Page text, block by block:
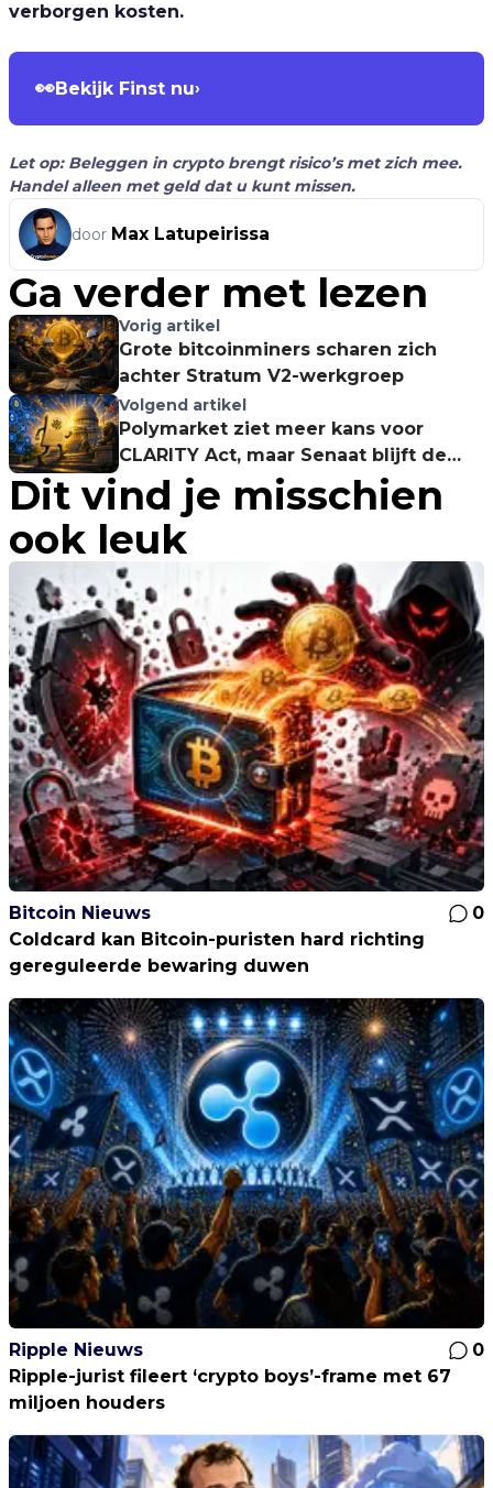
verborgen kosten.
👀Bekijk Finst nu›
Let op: Beleggen in crypto brengt risico’s met zich mee.
Handel alleen met geld dat u kunt missen.
door Max Latupeirissa
Ga verder met lezen
Vorig artikel
Grote bitcoinminers scharen zich
achter Stratum V2-werkgroep
Volgend artikel
Polymarket ziet meer kans voor
CLARITY Act, maar Senaat blijft de
echte test
Dit vind je misschien
ook leuk
Bitcoin Nieuws
0
Coldcard kan Bitcoin-puristen hard richting
gereguleerde bewaring duwen
Ripple Nieuws
0
Ripple-jurist fileert ‘crypto boys’-frame met 67
miljoen houders